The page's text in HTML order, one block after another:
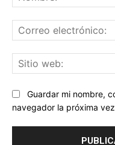
Guardar mi nombre,
navegador la próxima